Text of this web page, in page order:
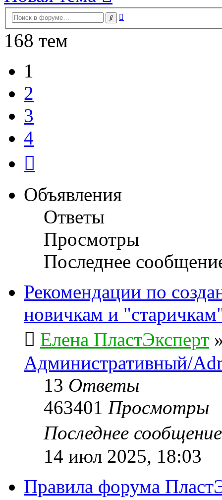
Поиск
168 тем
1
2
3
4
Объявления
Ответы
Просмотры
Последнее
Рекомендации по
новичкам и
Елена ПластЭксперт
Административный/
13 Ответы
463401 Просмотры
Последнее
14 июл 2025, 18:03
Правила форума